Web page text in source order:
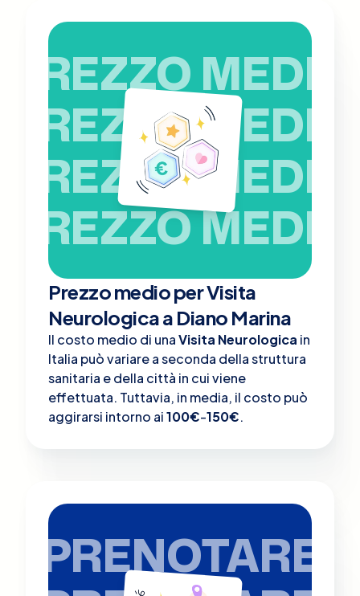
PREZZO MEDIO
PREZZO MEDIO
PREZZO MEDIO
PREZZO MEDIO
Prezzo medio per Visita
Neurologica a Diano Marina
Il costo medio di unaVisita Neurologica in
Italia può variare a seconda della struttura
sanitaria e della città in cui viene
effettuata. Tuttavia, in media, il costo può
aggirarsi intorno ai100€-150€.
PRENOTARE